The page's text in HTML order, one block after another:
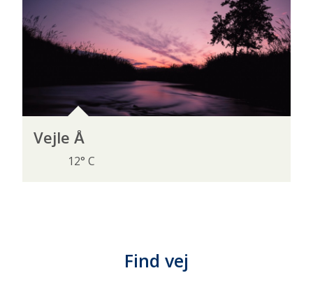
Vejle Å
12° C
Find vej